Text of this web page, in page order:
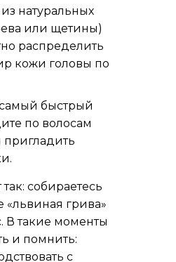
натуральных
или щетины)
распределить
кожи головы по
быстрый
по волосам
собираетесь
«львиная грива»
В такие моменты
и помнить:
с